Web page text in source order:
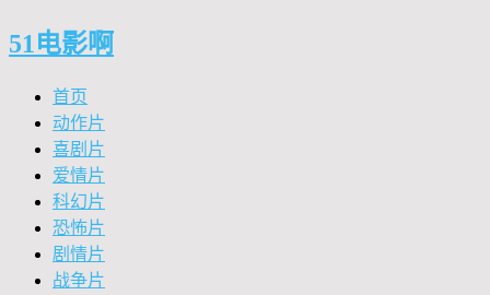
51电影啊
首页
动作片
喜剧片
爱情片
科幻片
恐怖片
剧情片
战争片